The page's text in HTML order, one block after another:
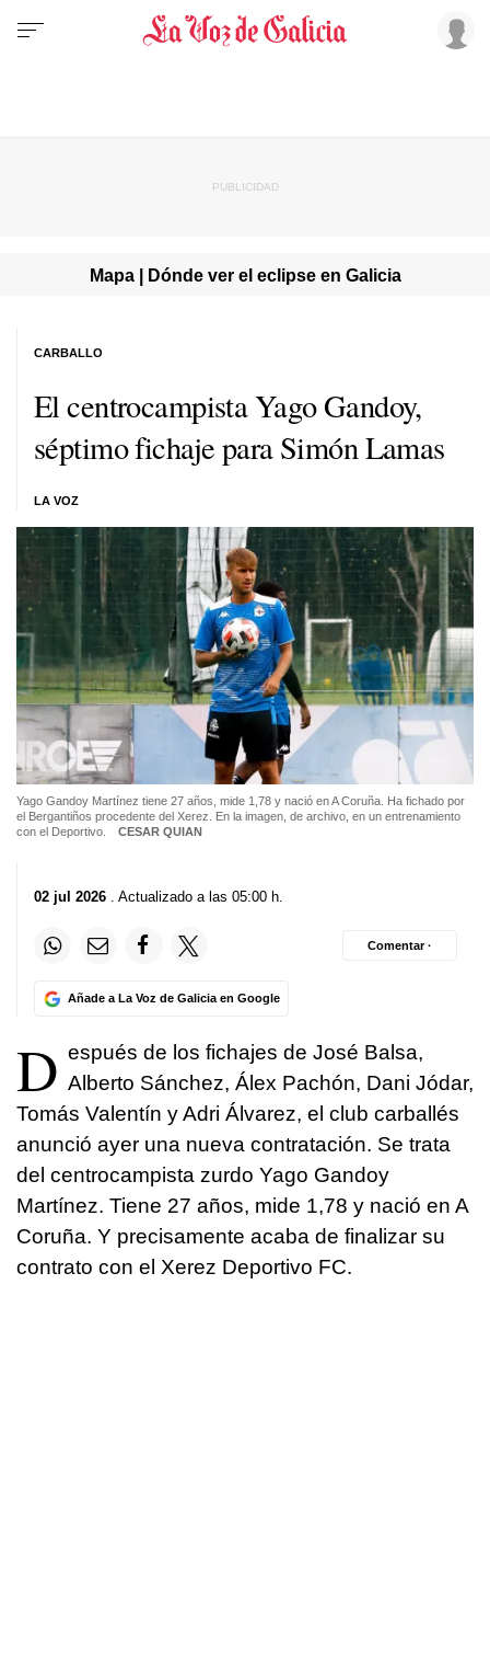
Mapa | Dónde ver el eclipse en Galicia
El centrocampista Yago Gandoy,
séptimo fichaje para Simón Lamas
LA VOZ
CARBALLO
Yago Gandoy Martínez tiene 27 años, mide 1,78 y nació en A Coruña. Ha fichado por
el Bergantiños procedente del Xerez. En la imagen, de archivo, en un entrenamiento
con el Deportivo.
CESAR QUIAN
02 jul 2026 . Actualizado a las 05:00 h.
Añade a La Voz de Galicia en Google
Comentar ·
D espués de los fichajes de José Balsa,
Alberto Sánchez, Álex Pachón, Dani Jódar,
Tomás Valentín y Adri Álvarez, el club carballés
anunció ayer una nueva contratación. Se trata
del centrocampista zurdo Yago Gandoy
Martínez. Tiene 27 años, mide 1,78 y nació en A
Coruña. Y precisamente acaba de finalizar su
contrato con el Xerez Deportivo FC.